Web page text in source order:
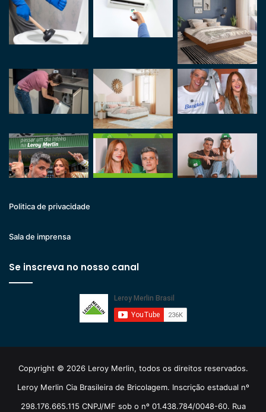
Politica de privacidade
Sala de imprensa
Se inscreva no nosso canal
Copyright © 2026 Leroy Merlin, todos os direitos reservados.
Leroy Merlin Cia Brasileira de Bricolagem. Inscrição estadual nº
298.176.665.115 CNPJ/MF sob o nº 01.438.784/0048-60. Rua